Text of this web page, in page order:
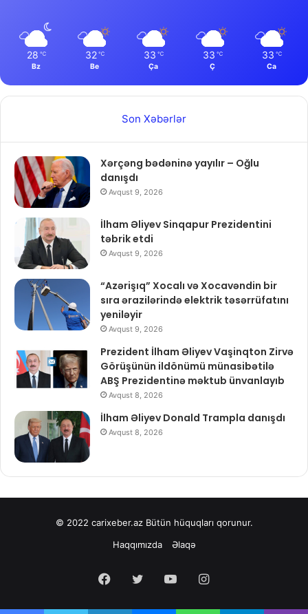
28 ℃
Bz
32 ℃
Be
33 ℃
Ça
33 ℃
Ç
33 ℃
Ca
Son Xəbərlər
Xərçəng bədəninə yayılır – Oğlu
danışdı
Avqust 9, 2026
İlham Əliyev Sinqapur Prezidentini
təbrik etdi
Avqust 9, 2026
“Azərişıq” Xocalı və Xocavəndin bir
sıra ərazilərində elektrik təsərrüfatını
yeniləyir
Avqust 9, 2026
Prezident İlham Əliyev Vaşinqton Zirvə
Görüşünün ildönümü münasibətilə
ABŞ Prezidentinə məktub ünvanlayıb
Avqust 8, 2026
İlham Əliyev Donald Trampla danışdı
Avqust 8, 2026
© 2022 carixeber.azBütün hüquqları qorunur.
Haqqımızda
Əlaqə
Facebook
Twitter YouTubeInstagram